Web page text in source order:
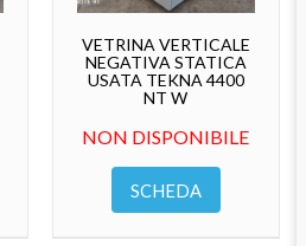
VETRINA VERTICALE
NEGATIVA STATICA
USATA TEKNA 4400
NT W
NON DISPONIBILE
SCHEDA